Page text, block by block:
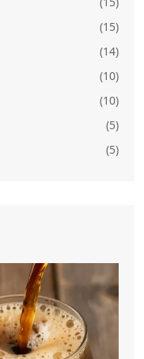
(15)
(14)
(10)
(10)
(5)
(5)